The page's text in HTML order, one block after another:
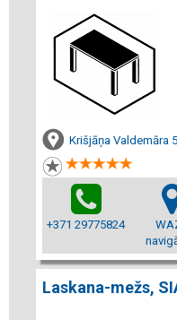
Krišjāņa Valdemāra
+371 29775824
Laskana-mežs,